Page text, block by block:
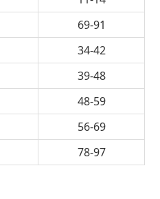
69-91
34-42
39-48
48-59
56-69
78-97